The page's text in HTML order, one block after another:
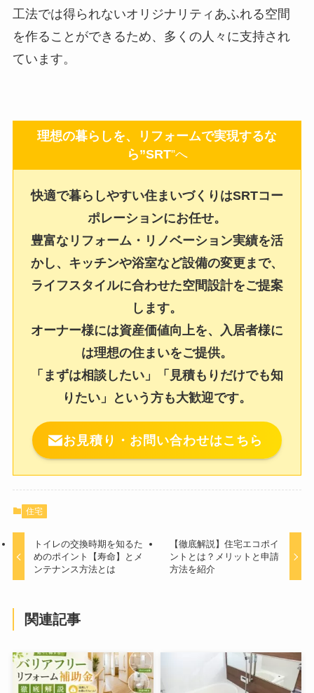
工法では得られないオリジナリティあふれる空間
を作ることができるため、多くの人々に支持され
ています。
理想の暮らしを、リフォームで実現するな
ら”SRT”へ
快適で暮らしやすい住まいづくりはSRTコー
ポレーションにお任せ。
豊富なリフォーム・リノベーション実績を活
かし、キッチンや浴室など設備の変更まで、
ライフスタイルに合わせた空間設計をご提案
します。
オーナー様には資産価値向上を、入居者様に
は理想の住まいをご提供。
「まずは相談したい」「見積もりだけでも知
りたい」という方も大歓迎です。
お見積り・お問い合わせはこちら
住宅
トイレの交換時期を知るた
めのポイント【寿命】とメ
ンテナンス方法とは
【徹底解説】住宅エコポイ
ントとは？メリットと申請
方法を紹介
関連記事